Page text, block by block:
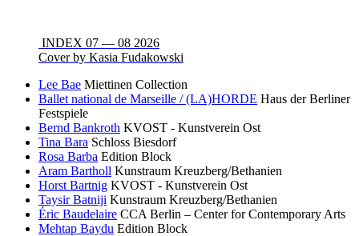
INDEX 07 — 08 2026
Cover by Kasia Fudakowski
Lee Bae Miettinen Collection
Ballet national de Marseille / (LA)HORDE Haus der Berliner
Festspiele
Bernd Bankroth KVOST - Kunstverein Ost
Tina Bara Schloss Biesdorf
Rosa Barba Edition Block
Aram Bartholl Kunstraum Kreuzberg/Bethanien
Horst Bartnig KVOST - Kunstverein Ost
Taysir Batniji Kunstraum Kreuzberg/Bethanien
Éric Baudelaire CCA Berlin – Center for Contemporary Arts
Mehtap Baydu Edition Block